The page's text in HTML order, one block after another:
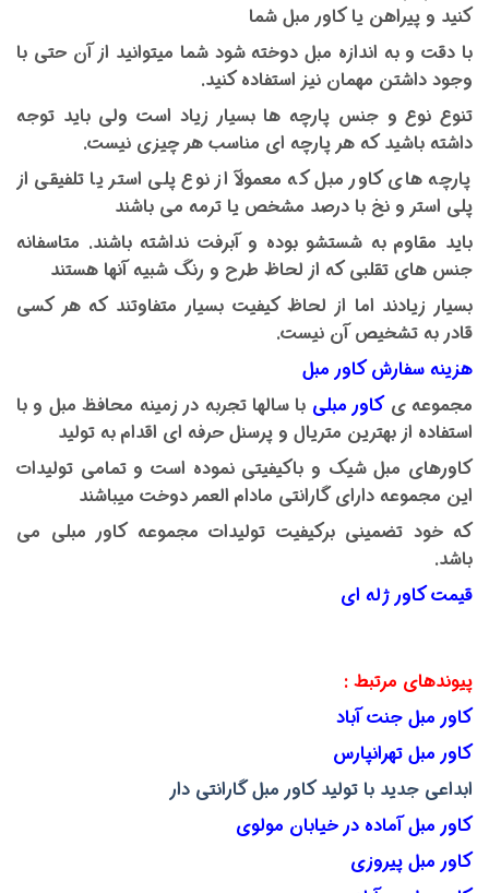
کنید و پیراهن یا کاور مبل شما
با دقت و به اندازه مبل دوخته شود شما میتوانید از آن حتی با
وجود داشتن مهمان نیز استفاده کنید.
تنوع نوع و جنس پارچه ها بسیار زیاد است ولی باید توجه
داشته باشید که هر پارچه ای مناسب هر چیزی نیست.
پارچه های کاور مبل که معمولآ از نوع پلی استر یا تلفیقی از
پلی استر و نخ با درصد مشخص یا ترمه می باشند
باید مقاوم به شستشو بوده و آبرفت نداشته باشند. متاسفانه
جنس های تقلبی که از لحاظ طرح و رنگ شبیه آنها هستند
بسیار زیادند اما از لحاظ کیفیت بسیار متفاوتند که هر کسی
قادر به تشخیص آن نیست.
هزینه سفارش کاور مبل
مجموعه یکاور مبلی با سالها تجربه در زمینه محافظ مبل و با
استفاده از بهترین متریال و پرسنل حرفه ای اقدام به تولید
کاورهای مبل شیک و باکیفیتی نموده است و تمامی تولیدات
این مجموعه دارای گارانتی مادام العمر دوخت میباشند
که خود تضمینی برکیفیت تولیدات مجموعه کاور مبلی می
باشد.
قیمت کاور ژله ای
پیوندهای مرتبط :
کاور مبل جنت آباد
کاور مبل تهرانپارس
ابداعی جدید با تولید کاور مبل گارانتی دار
کاور مبل آماده در خیابان مولوی
کاور مبل پیروزی